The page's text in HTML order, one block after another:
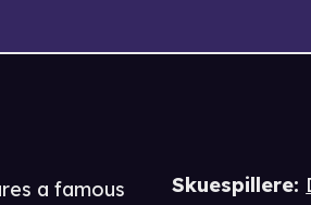
Skuespillere:
a famous